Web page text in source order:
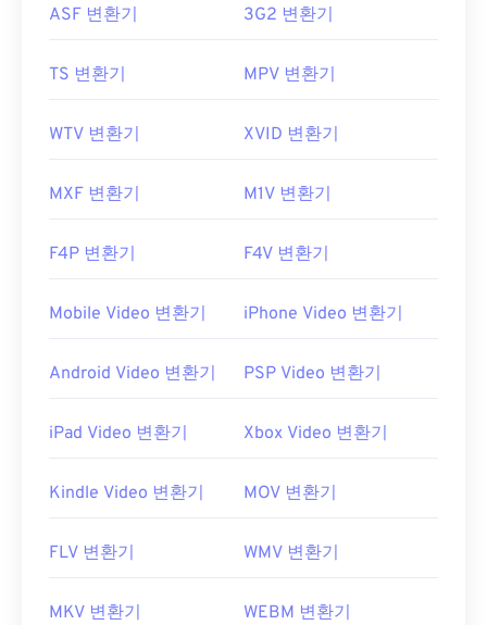
ASF 변환기 3G2 변환기
TS 변환기 MPV 변환기
WTV 변환기 XVID 변환기
MXF 변환기 M1V 변환기
F4P 변환기 F4V 변환기
Mobile Video 변환기 iPhone Video 변환기
Android Video 변환기 PSP Video 변환기
iPad Video 변환기 Xbox Video 변환기
Kindle Video 변환기 MOV 변환기
FLV 변환기 WMV 변환기
MKV 변환기 WEBM 변환기